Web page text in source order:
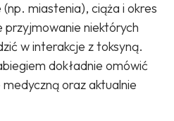
miastenia), ciąża i okres
przyjmowanie niektórych
w interakcje z toksyną.
dokładnie omówić
oraz aktualnie